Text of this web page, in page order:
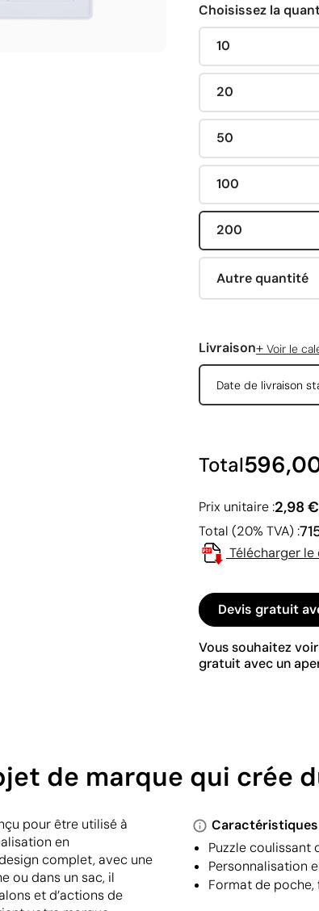
Choisissez la
10
20
50
100
200
Autre quantité
Livraison+ Voir le
Date de livraison
Total
Prix unitaire :2,98 €
Total (20% TVA) :
Télécharger le
Devis gratuit
Vous souhaitez
gratuit avec un
de marque qui crée
pour être utilisé à
en
complet, avec une
ou dans un sac, il
et d’actions de
Puzzle
Personnalisation
Format de